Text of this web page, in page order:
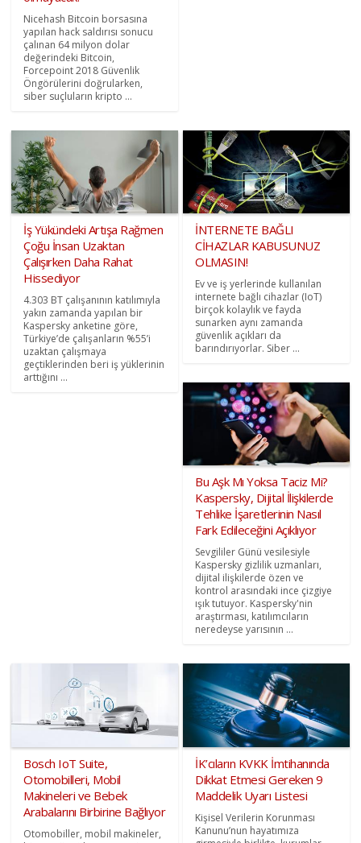
Nicehash Bitcoin borsasına
yapılan hack saldırısı sonucu
çalınan 64 milyon dolar
değerindeki Bitcoin,
Forcepoint 2018 Güvenlik
Öngörülerini doğrularken,
siber suçluların kripto ...
İş Yükündeki Artışa Rağmen
Çoğu İnsan Uzaktan
Çalışırken Daha Rahat
Hissediyor
4.303 BT çalışanının katılımıyla
yakın zamanda yapılan bir
Kaspersky anketine göre,
Türkiye’de çalışanların %55’i
uzaktan çalışmaya
geçtiklerinden beri iş yüklerinin
arttığını ...
İNTERNETE BAĞLI
CİHAZLAR KABUSUNUZ
OLMASIN!
Ev ve iş yerlerinde kullanılan
internete bağlı cihazlar (IoT)
birçok kolaylık ve fayda
sunarken aynı zamanda
güvenlik açıkları da
barındırıyorlar. Siber ...
Bu Aşk Mı Yoksa Taciz Mi?
Kaspersky, Dijital İlişkilerde
Tehlike İşaretlerinin Nasıl
Fark Edileceğini Açıklıyor
Sevgililer Günü vesilesiyle
Kaspersky gizlilik uzmanları,
dijital ilişkilerde özen ve
kontrol arasındaki ince çizgiye
ışık tutuyor. Kaspersky'nin
araştırması, katılımcıların
neredeyse yarısının ...
Bosch IoT Suite,
Otomobilleri, Mobil
Makineleri ve Bebek
Arabalarını Birbirine Bağlıyor
Otomobiller, mobil makineler,
İK’cıların KVKK İmtihanında
Dikkat Etmesi Gereken 9
Maddelik Uyarı Listesi
Kişisel Verilerin Korunması
Kanunu’nun hayatımıza